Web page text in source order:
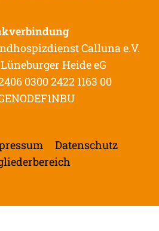
Calluna e.V.
Heide eG
0300 2422 1163 00
Datenschutz